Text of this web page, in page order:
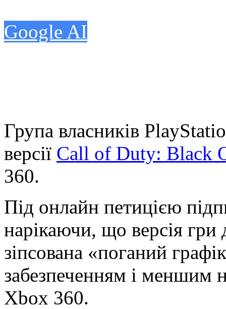
Google AI
Група власників
версії Call of Duty: Black
360.
Під онлайн петицією
нарікаючи, що версія
зіпсована «поганий
забезпеченням і меншим
Xbox 360.